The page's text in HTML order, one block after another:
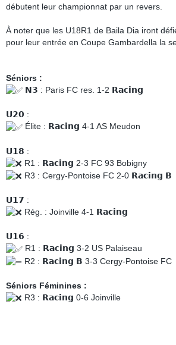
débutent leur championnat par un revers.
À noter que les U18R1 de Baila Dia iront
pour leur entrée en Coupe Gambardella la
Séniors :
𝗡𝟯 : Paris FC res. 1-2 𝗥𝗮𝗰𝗶𝗻𝗴
𝗨𝟮𝟬 :
Élite : 𝗥𝗮𝗰𝗶𝗻𝗴 4-1 AS Meudon
𝗨𝟭𝟴 :
R1 : 𝗥𝗮𝗰𝗶𝗻𝗴 2-3 FC 93 Bobigny
R3 : Cergy-Pontoise FC 2-0 𝗥𝗮𝗰𝗶𝗻𝗴 𝗕
𝗨𝟭𝟳 :
Rég. : Joinville 4-1 𝗥𝗮𝗰𝗶𝗻𝗴
𝗨𝟭𝟲 :
R1 : 𝗥𝗮𝗰𝗶𝗻𝗴 3-2 US Palaiseau
R2 : 𝗥𝗮𝗰𝗶𝗻𝗴 𝗕 3-3 Cergy-Pontoise FC
Séniors Féminines :
R3 : 𝗥𝗮𝗰𝗶𝗻𝗴 0-6 Joinville